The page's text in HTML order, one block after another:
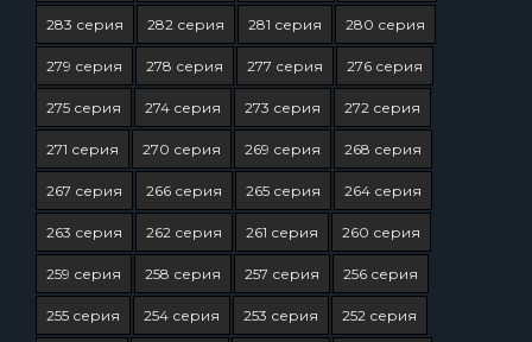
283 серия 282 серия 281 серия 280 серия
279 серия 278 серия 277 серия 276 серия
275 серия 274 серия 273 серия 272 серия
271 серия 270 серия 269 серия 268 серия
267 серия 266 серия 265 серия 264 серия
263 серия 262 серия 261 серия 260 серия
259 серия 258 серия 257 серия 256 серия
255 серия 254 серия 253 серия 252 серия